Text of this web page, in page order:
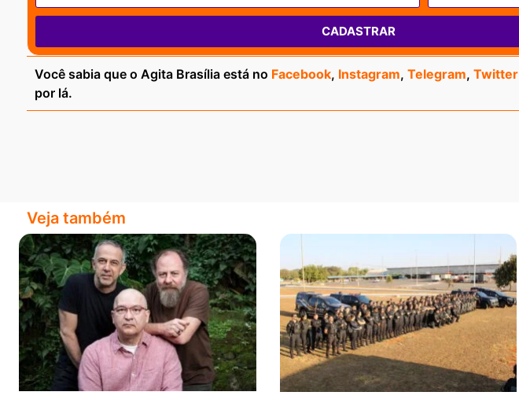
CADASTRAR
Você sabia que o Agita Brasília está no Facebook, Instagram, Telegram, Twitter
por lá.
Veja também